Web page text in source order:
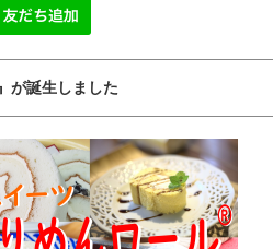
が誕生しました